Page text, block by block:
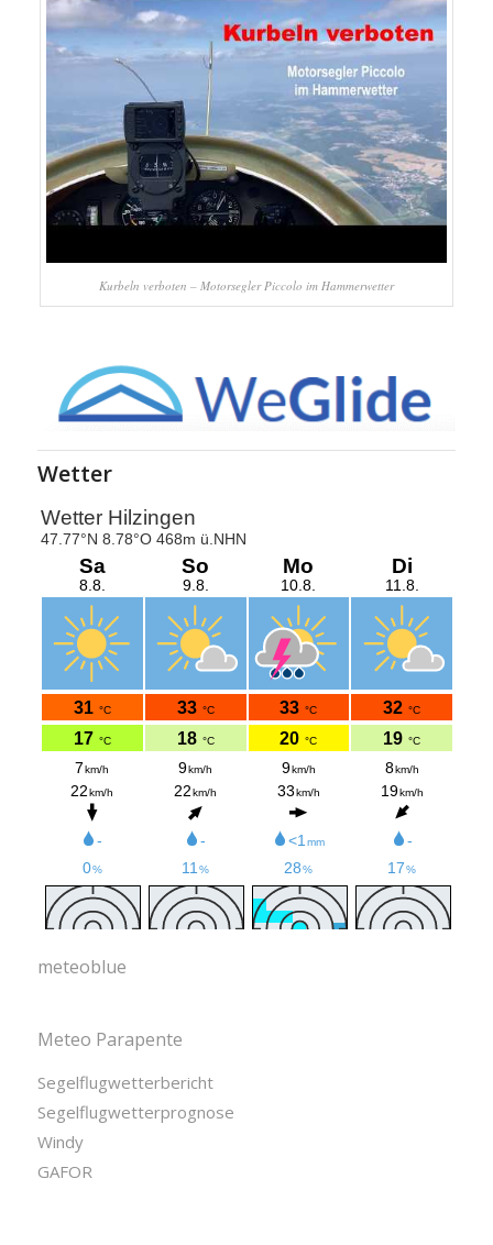
Kurbeln verboten – Motorsegler Piccolo im Hammerwetter
Wetter
meteoblue
Meteo Parapente
Segelflugwetterbericht
Segelflugwetterprognose
Windy
GAFOR